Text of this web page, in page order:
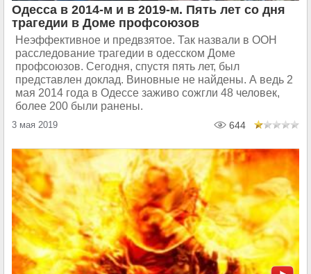
Одесса в 2014-м и в 2019-м. Пять лет со дня
трагедии в Доме профсоюзов
Неэффективное и предвзятое. Так назвали в ООН
расследование трагедии в одесском Доме
профсоюзов. Сегодня, спустя пять лет, был
представлен доклад. Виновные не найдены. А ведь 2
мая 2014 года в Одессе заживо сожгли 48 человек,
более 200 были ранены.
3 мая 2019 644